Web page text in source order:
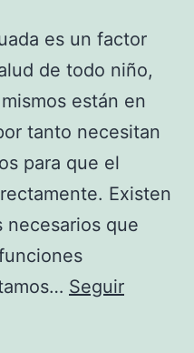
es un factor
de todo niño,
están en
tanto necesitan
para que el
Existen
necesarios que
Seguir